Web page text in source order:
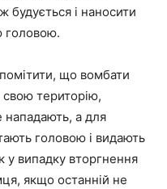
будується і наносити
головою.
що вомбати
територію,
а для
головою і видають
у випадку вторгнення
якщо останній не